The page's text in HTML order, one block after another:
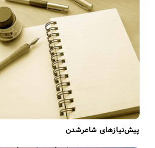
پیش‌نیازهای شاعرشدن